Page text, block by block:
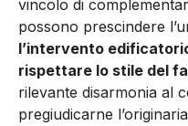
vincolo di
possono prescindere
l’intervento
rispettare lo stile del
rilevante disarmonia al
pregiudicarne